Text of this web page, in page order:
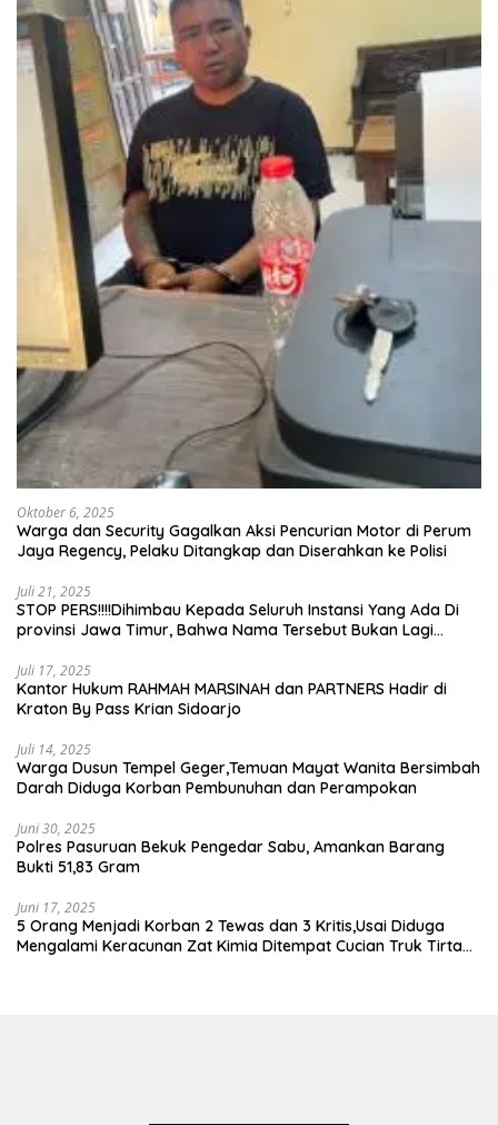
Oktober 6, 2025
Warga dan Security Gagalkan Aksi Pencurian Motor di Perum
Jaya Regency, Pelaku Ditangkap dan Diserahkan ke Polisi
Juli 21, 2025
STOP PERS!!!!Dihimbau Kepada Seluruh Instansi Yang Ada Di
provinsi Jawa Timur, Bahwa Nama Tersebut Bukan Lagi
Juli 17, 2025
Kantor Hukum RAHMAH MARSINAH dan PARTNERS Hadir di
Kraton By Pass Krian Sidoarjo
Juli 14, 2025
Warga Dusun Tempel Geger,Temuan Mayat Wanita Bersimbah
Darah Diduga Korban Pembunuhan dan Perampokan
Juni 30, 2025
Polres Pasuruan Bekuk Pengedar Sabu, Amankan Barang
Bukti 51,83 Gram
Juni 17, 2025
5 Orang Menjadi Korban 2 Tewas dan 3 Kritis,Usai Diduga
Mengalami Keracunan Zat Kimia Ditempat Cucian Truk Tirta